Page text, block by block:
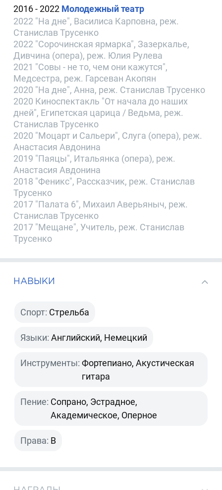
2016 - 2022 Молодежный театр
2022 "На дне", Василиса Карповна, реж.
Станислав Трусенко
2022 "Сорочинская ярмарка", Зазеркалье,
Дивчина (опера), реж. Юлия Рулева
2021 "Совы - не то, чем они кажутся",
Медсестра, реж. Гарсеван Акопян
2020 "На дне", Анна, реж. Станислав Трусенко
2020 Киноспектакль "От начала до наших
дней", Египетская царица / Ведьма, реж.
Станислав Трусенко
2020 "Моцарт и Сальери", Слуга (опера), реж.
Анастасия Авдонина
2019 "Паяцы", Итальянка (опера), реж.
Анастасия Авдонина
2018 "Феникс", Рассказчик, реж. Станислав
Трусенко
2017 "Палата 6", Михаил Аверьяныч, реж.
Станислав Трусенко
2017 "Мещане", Учитель, реж. Станислав
Трусенко
НАВЫКИ
Спорт: Стрельба
Языки: Английский, Немецкий
Инструменты: Фортепиано, Акустическая
гитара
Пение: Сопрано, Эстрадное,
Академическое, Оперное
Права: B